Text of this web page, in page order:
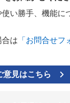
い勝手、機能に
は 「お問合せフ
意見はこちら